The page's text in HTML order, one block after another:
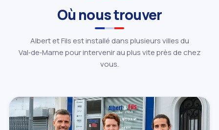
Où nous trouver
Albert et Fils est installé dans plusieurs villes du
Val‑de‑Marne pour intervenir au plus vite près de chez
vous.